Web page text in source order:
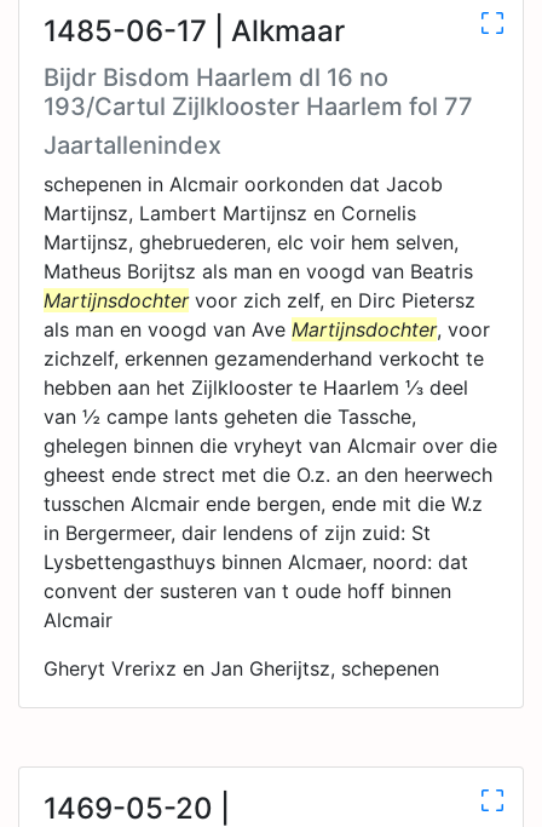
1485-06-17 | Alkmaar
Bijdr Bisdom Haarlem dl 16 no
193/Cartul Zijlklooster Haarlem fol 77
Jaartallenindex
schepenen in Alcmair oorkonden dat Jacob
Martijnsz, Lambert Martijnsz en Cornelis
Martijnsz, ghebruederen, elc voir hem selven,
Matheus Borijtsz als man en voogd van Beatris
Martijnsdochtervoor zich zelf, en Dirc Pietersz
als man en voogd van Ave Martijnsdochter, voor
zichzelf, erkennen gezamenderhand verkocht te
hebben aan het Zijlklooster te Haarlem ⅓ deel
van ½ campe lants geheten die Tassche,
ghelegen binnen die vryheyt van Alcmair over die
gheest ende strect met die O.z. an den heerwech
tusschen Alcmair ende bergen, ende mit die W.z
in Bergermeer, dair lendens of zijn zuid: St
Lysbettengasthuys binnen Alcmaer, noord: dat
convent der susteren van t oude hoff binnen
Alcmair
Gheryt Vrerixz en Jan Gherijtsz, schepenen
1469-05-20 |